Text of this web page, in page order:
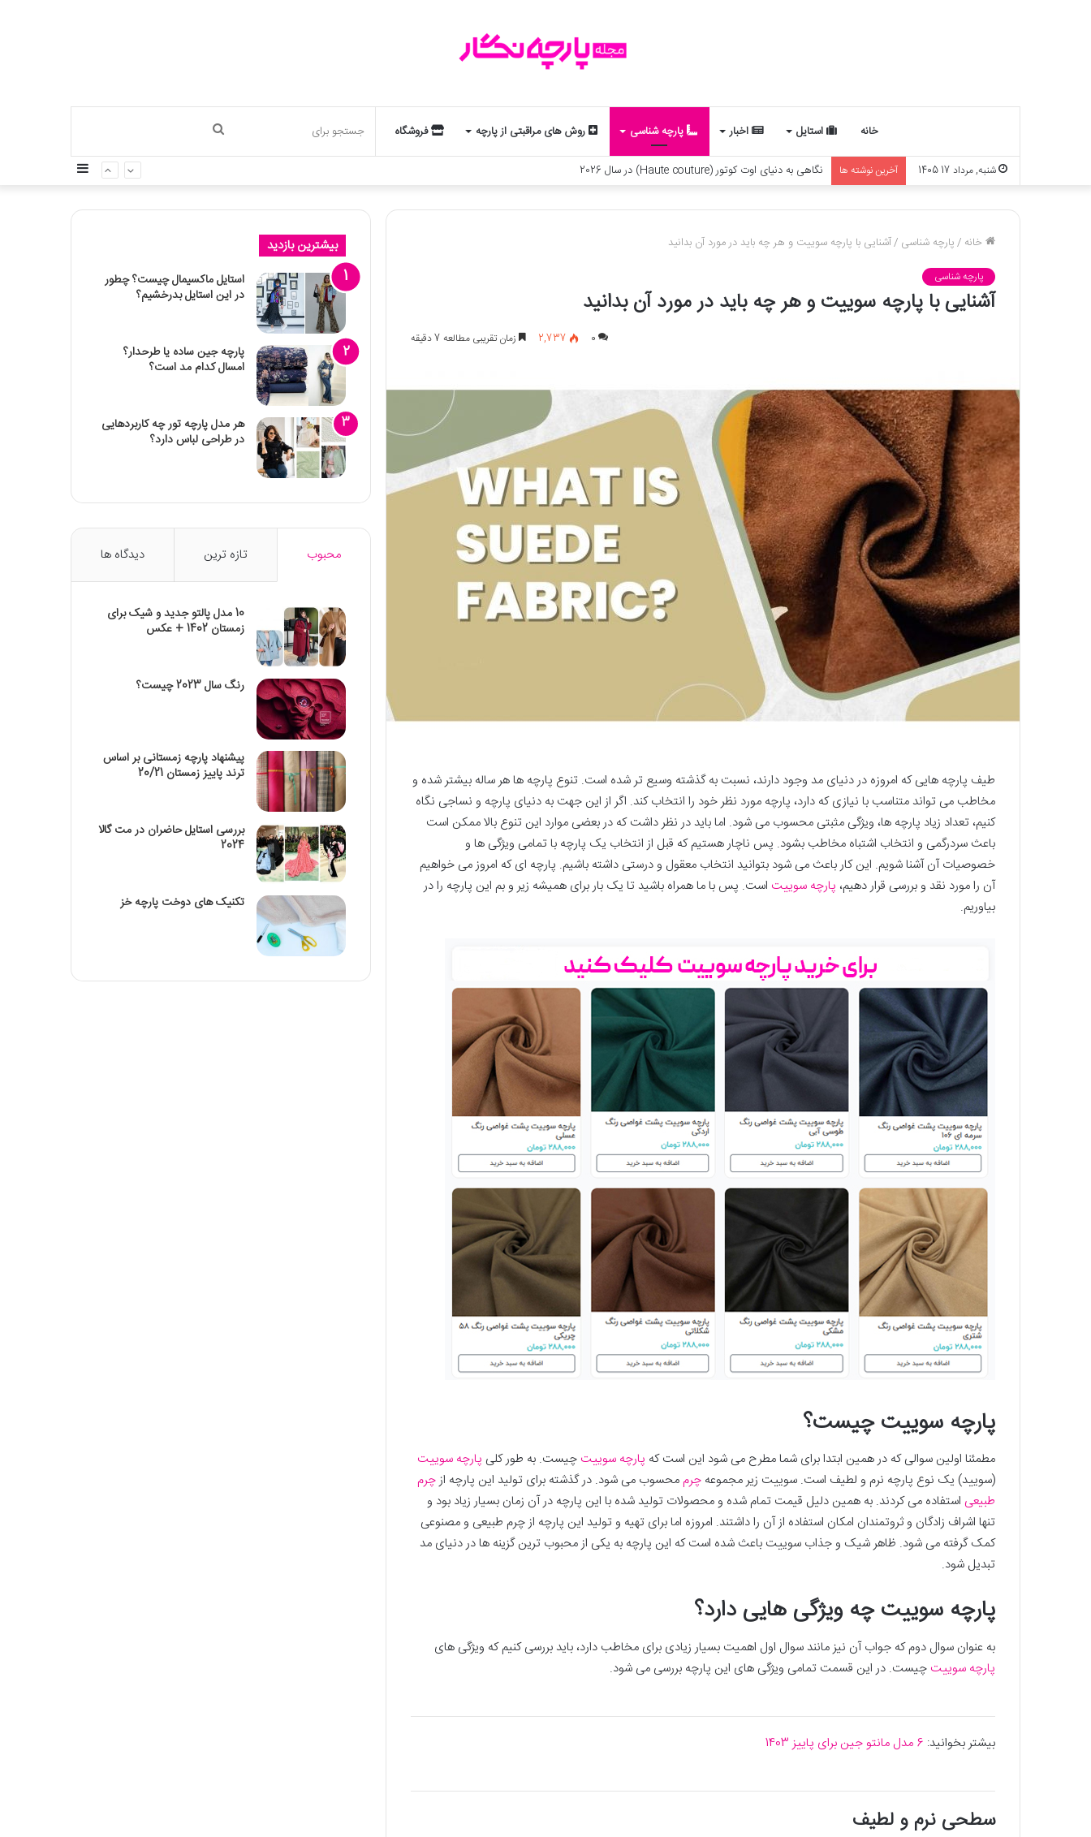
خانه استایل اخبار پارچه شناسی روش های مراقبتی از پارچه فروشگاه
شنبه, مرداد 17 1405 آخرین نوشته ها 5 مدل شلوار لینن جدید برای 1405
خانه /پارچه شناسی /آشنایی با پارچه سوییت و هر چه باید در مورد آن بدانید
پارچه شناسی
آشنایی با پارچه سوییت و هر چه باید در مورد آن بدانید
0
2,737 زمان تقریبی مطالعه 7 دقیقه
طیف پارچه هایی که امروزه در دنیای مد وجود دارند، نسبت به گذشته وسیع تر شده است. تنوع پارچه ها هر ساله بیشتر شده و
مخاطب می تواند متناسب با نیازی که دارد، پارچه مورد نظر خود را انتخاب کند. اگر از این جهت به دنیای پارچه و نساجی نگاه
کنیم، تعداد زیاد پارچه ها، ویژگی مثبتی محسوب می شود. اما باید در نظر داشت که در بعضی موارد این تنوع بالا ممکن است
باعث سردرگمی و انتخاب اشتباه مخاطب بشود. پس ناچار هستیم که قبل از انتخاب یک پارچه با تمامی ویژگی ها و
خصوصیات آن آشنا شویم. این کار باعث می شود بتوانید انتخاب معقول و درستی داشته باشیم. پارچه ای که امروز می خواهیم
آن را مورد نقد و بررسی قرار دهیم، پارچه سوییت است. پس با ما همراه باشید تا یک بار برای همیشه زیر و بم این پارچه را در
بیاوریم.
پارچه سوییت چیست؟
مطمئنا اولین سوالی که در همین ابتدا برای شما مطرح می شود این است که پارچه سوییت چیست. به طور کلی پارچه سوییت
(سویید) یک نوع پارچه نرم و لطیف است. سوییت زیر مجموعه چرممحسوب می شود. در گذشته برای تولید این پارچه ازچرم
طبیعی استفاده می کردند. به همین دلیل قیمت تمام شده و محصولات تولید شده با این پارچه در آن زمان بسیار زیاد بود و
تنها اشراف زادگان و ثروتمندان امکان استفاده از آن را داشتند. امروزه اما برای تهیه و تولید این پارچه از چرم طبیعی و مصنوعی
کمک گرفته می شود. ظاهر شیک و جذاب سوییت باعث شده است که این پارچه به یکی از محبوب ترین گزینه ها در دنیای مد
تبدیل شود.
پارچه سوییت چه ویژگی هایی دارد؟
به عنوان سوال دوم که جواب آن نیز مانند سوال اول اهمیت بسیار زیادی برای مخاطب دارد، باید بررسی کنیم که ویژگی های
پارچه سوییت چیست. در این قسمت تمامی ویژگی های این پارچه بررسی می شود.
بیشتر بخوانید: 6 مدل مانتو جین برای پاییز 1403
سطحی نرم و لطیف
بیشترین بازدید
استایل ماکسیمال چیست؟ چطور
در این استایل بدرخشیم؟
پارچه جین ساده یا طرحدار؟
امسال کدام مد است؟
هر مدل پارچه تور چه کاربردهایی
در طراحی لباس دارد؟
محبوب تازه ترین دیدگاه ها
10 مدل پالتو جدید و شیک برای
زمستان 1402 + عکس
رنگ سال 2023 چیست؟
پیشنهاد پارچه زمستانی بر اساس
ترند پاییز زمستان 20/21
بررسی استایل حاضران در مت گالا
2024
تکنیک‌ های دوخت پارچه خز